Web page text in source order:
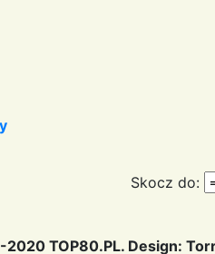
Skocz do:
TOP80.PL. Design: